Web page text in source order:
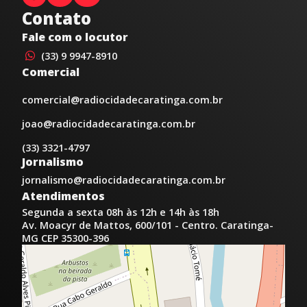
Contato
Fale com o locutor
(33) 9 9947-8910
Comercial
comercial@radiocidadecaratinga.com.br
joao@radiocidadecaratinga.com.br
(33) 3321-4797
Jornalismo
jornalismo@radiocidadecaratinga.com.br
Atendimentos
Segunda a sexta 08h às 12h e 14h às 18h
Av. Moacyr de Mattos, 600/101 - Centro. Caratinga-
MG CEP 35300-396